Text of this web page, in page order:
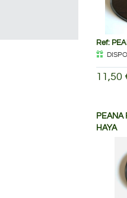
Ref:
11,50
PEANA
HAYA